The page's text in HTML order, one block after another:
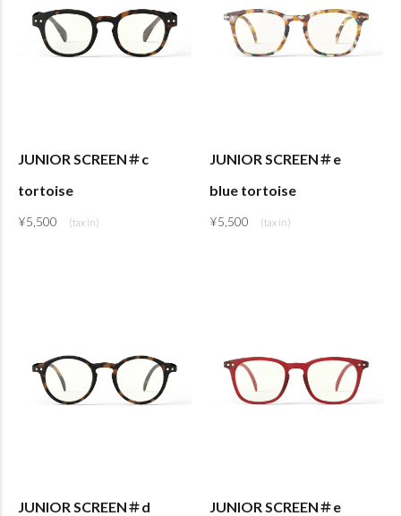
JUNIOR SCREEN＃c
tortoise
¥5,500
JUNIOR SCREEN＃e
blue tortoise
¥5,500
JUNIOR SCREEN＃d
JUNIOR SCREEN＃e